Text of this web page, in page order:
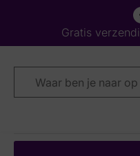
Gratis